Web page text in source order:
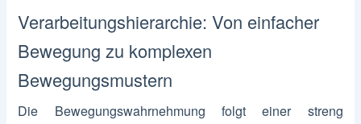
Verarbeitungshierarchie: Von einfacher
Bewegung zu komplexen
Bewegungsmustern
Die Bewegungswahrnehmung folgt einer streng